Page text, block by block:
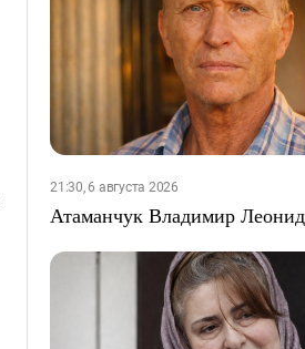
21:30, 6 августа 2026
Атаманчук Владимир